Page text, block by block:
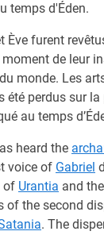
temps d'Éden.
Ève furent
de leur
monde. Les
été perdus sur la
au temps
heard the
voice of Gabriel
of Urantia and
of the second
. The